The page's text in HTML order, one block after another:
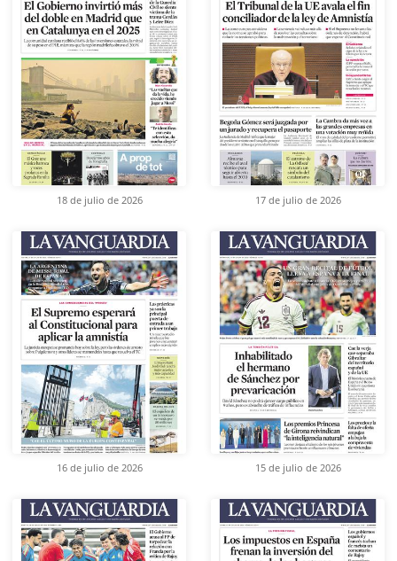
18 de julio de 2026 17 de julio de 2026
16 de julio de 2026 15 de julio de 2026